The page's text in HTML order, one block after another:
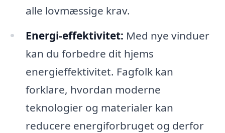
alle lovmæssige krav.
Energi-effektivitet: Med nye vinduer
kan du forbedre dit hjems
energieffektivitet. Fagfolk kan
forklare, hvordan moderne
teknologier og materialer kan
reducere energiforbruget og derfor